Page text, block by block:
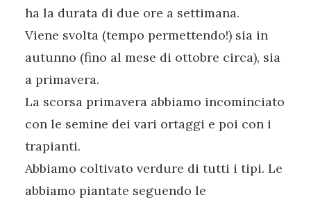
ha la durata di due ore a settimana.
Viene svolta (tempo permettendo!) sia in
autunno (fino al mese di ottobre circa), sia
a primavera.
La scorsa primavera abbiamo incominciato
con le semine dei vari ortaggi e poi con i
trapianti.
Abbiamo coltivato verdure di tutti i tipi. Le
abbiamo piantate seguendo le